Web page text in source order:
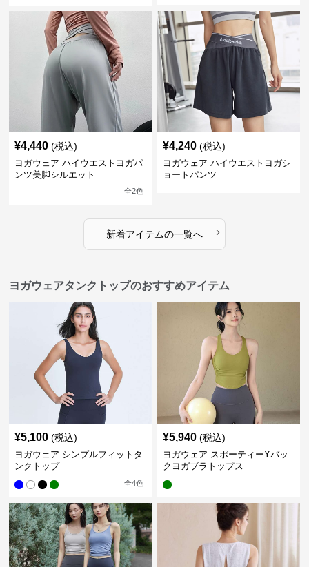
¥4,440 (税込)
ヨガウェア ハイウエストヨガパ
ンツ美脚シルエット
全2色
¥4,240 (税込)
ヨガウェア ハイウエストヨガシ
ョートパンツ
新着アイテムの一覧へ ›
ヨガウェアタンクトップのおすすめアイテム
¥5,100 (税込)
ヨガウェア シンプルフィットタ
ンクトップ
全4色
¥5,940 (税込)
ヨガウェア スポーティーYバッ
クヨガブラトップス